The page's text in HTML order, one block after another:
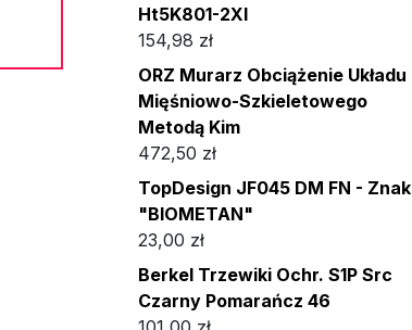
Ht5K801-2Xl
154,98 zł
ORZ Murarz Obciążenie Układu
Mięśniowo-Szkieletowego
Metodą Kim
472,50 zł
TopDesign JF045 DM FN - Znak
"BIOMETAN"
23,00 zł
Berkel Trzewiki Ochr. S1P Src
Czarny Pomarańcz 46